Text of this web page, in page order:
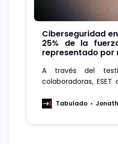
Ciberseguridad
25% de la
representado por
A través del
colaboradoras,
género en el
Tabulado